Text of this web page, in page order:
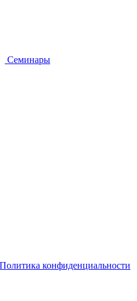
Cеминары
Политика конфиденциальности